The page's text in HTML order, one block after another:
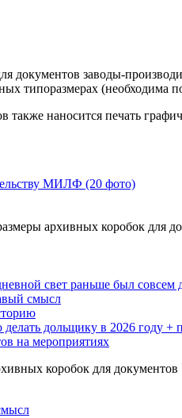
документов заводы-
типоразмерах (необходима
также наносится печать
МИЛФ (20 фото)
архивных коробок для
свет раньше был совсем
смысл
дольщику в 2026 году +
на мероприятиях
коробок для документов